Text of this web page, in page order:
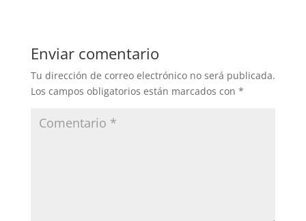
Enviar comentario
Tu dirección de correo electrónico no será publicada.
Los campos obligatorios están marcados con *